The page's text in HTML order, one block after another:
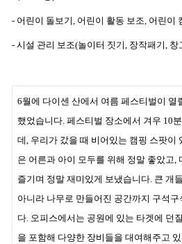
- 어린이 돌보기, 어린이 활동 보조, 어린이
- 시설 관리 보조(놀이터 짓기, 장작패기, 창
6월에 다이센 산에서 여름 페스티벌이 열
했었습니다. 페스티벌 장소에서 겨우 10
데, 우리가 갔을 때 비어있는 캠핑 스팟이
은 어른과 아이 모두를 위해 정말 좋았고,
즐기며 정말 재미있게 보냈습니다. 큰 개
아니라 나무로 만들어진 공간까지 구석
다. 오피스에서는 공원에 있는 타겟에 던
을 포함해 다양한 장비들을 대여해주고